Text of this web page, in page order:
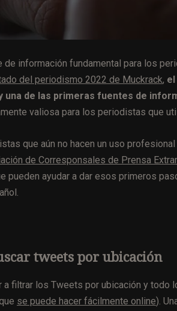
de información fundamental para los
del periodismo 2022 de Muckrack,
una de las primeras fuentes de
valiosa para los periodistas que
que aún no hacen un uso
de Corresponsales de Prensa
pueden ayudar a dar esos primeros
tweets por ubicación
a filtrar los Tweets por ubicación y todo
se puede hacer fácilmente online).